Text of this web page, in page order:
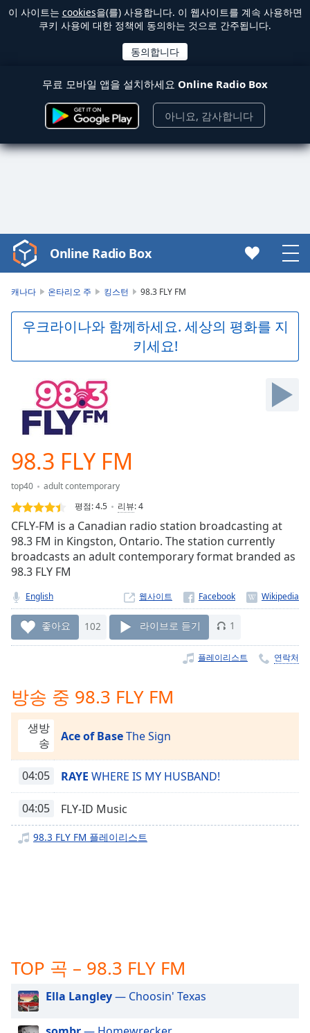
이 사이트는 cookies을(를) 사용합니다. 이 웹사이트를 계속 사용하면
쿠키 사용에 대한 정책에 동의하는 것으로 간주됩니다.
무료 모바일 앱을 설치하세요 Online Radio Box
아니요, 감사합니다
Video
Player
Play
Video
Skip
Forward
Current
Loaded:
0.00%
Stream
TypeLIVE
Seek to
currently
live LIVE
Remaining
Time-
Playback
Rate
Chapters
Chapters
Descriptions
descriptions
selected
dialog
subtitles
off
selected
Online Radio Box
캐나다 온타리오 주 킹스턴 98.3 FLY FM
우크라이나와 함께하세요. 세상의 평화를 지
키세요!
98.3 FLY FM
top40
adult contemporary
평점:4.5 리뷰:4
CFLY-FM is a Canadian radio station broadcasting at
98.3 FM in Kingston, Ontario. The station currently
broadcasts an adult contemporary format branded as
98.3 FLY FM
English 웹사이트
좋아요 102 라이브로 듣기 1
플레이리스트 연락처
방송 중 98.3 FLY FM
생방
송
Ace of BaseThe Sign
04:05 RAYE WHERE IS MY HUSBAND!
04:05 FLY-ID Music
98.3 FLY FM 플레이리스트
TOP 곡 – 98.3 FLY FM
Ella Langley— Choosin' Texas